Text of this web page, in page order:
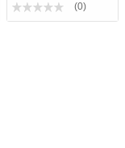
(0)